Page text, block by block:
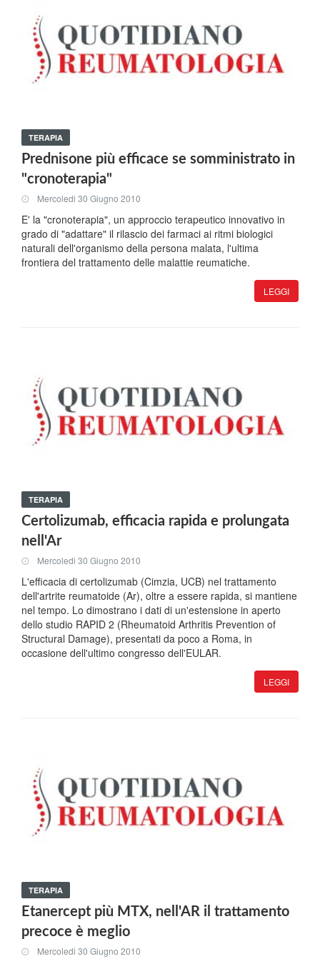
TERAPIA
Prednisone più efficace se somministrato in
"cronoterapia"
Mercoledi 30 Giugno 2010
E' la "cronoterapia", un approccio terapeutico innovativo in
grado di "adattare" il rilascio dei farmaci ai ritmi biologici
naturali dell'organismo della persona malata, l'ultima
frontiera del trattamento delle malattie reumatiche.
LEGGI
TERAPIA
Certolizumab, efficacia rapida e prolungata
nell'Ar
Mercoledi 30 Giugno 2010
L'efficacia di certolizumab (Cimzia, UCB) nel trattamento
dell'artrite reumatoide (Ar), oltre a essere rapida, si mantiene
nel tempo. Lo dimostrano i dati di un'estensione in aperto
dello studio RAPID 2 (Rheumatoid Arthritis Prevention of
Structural Damage), presentati da poco a Roma, in
occasione dell'ultimo congresso dell'EULAR.
LEGGI
TERAPIA
Etanercept più MTX, nell'AR il trattamento
precoce è meglio
Mercoledi 30 Giugno 2010